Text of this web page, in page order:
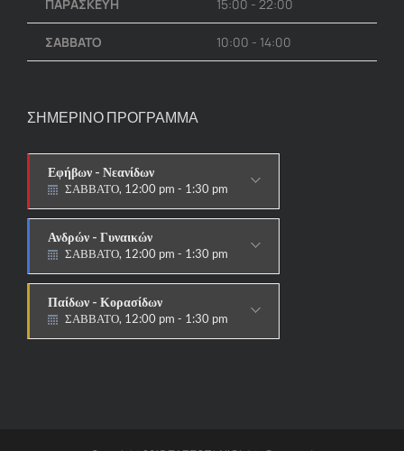
ΠΑΡΑΣΚΕΥΗ 15:00 - 22:00
ΣΑΒΒΑΤΟ 10:00 - 14:00
ΣΗΜΕΡΙΝΟ ΠΡΟΓΡΑΜΜΑ
Εφήβων - Νεανίδων
ΣΑΒΒΑΤΟ, 12:00 pm - 1:30 pm
Ανδρών - Γυναικών
ΣΑΒΒΑΤΟ, 12:00 pm - 1:30 pm
Παίδων - Κορασίδων
ΣΑΒΒΑΤΟ, 12:00 pm - 1:30 pm